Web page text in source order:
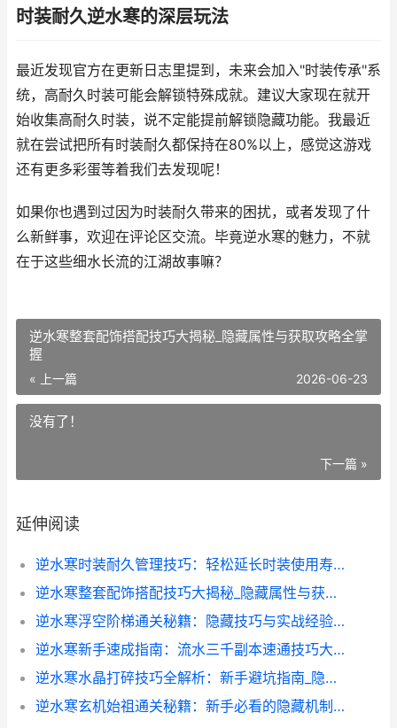
时装耐久逆水寒的深层玩法
最近发现官方在更新日志里提到，未来会加入"时装传承"系
统，高耐久时装可能会解锁特殊成就。建议大家现在就开
始收集高耐久时装，说不定能提前解锁隐藏功能。我最近
就在尝试把所有时装耐久都保持在80%以上，感觉这游戏
还有更多彩蛋等着我们去发现呢！
如果你也遇到过因为时装耐久带来的困扰，或者发现了什
么新鲜事，欢迎在评论区交流。毕竟逆水寒的魅力，不就
在于这些细水长流的江湖故事嘛？
逆水寒整套配饰搭配技巧大揭秘_隐藏属性与获取攻略全掌
握
« 上一篇 2026-06-23
没有了！
下一篇 »
延伸阅读
逆水寒时装耐久管理技巧：轻松延长时装使用寿命
逆水寒整套配饰搭配技巧大揭秘_隐藏属性与获取攻略全掌握
逆水寒浮空阶梯通关秘籍：隐藏技巧与实战经验分享
逆水寒新手速成指南：流水三千副本速通技巧大揭秘
逆水寒水晶打碎技巧全解析：新手避坑指南_隐藏奖励揭秘
逆水寒玄机始祖通关秘籍：新手必看的隐藏机制与实战技巧